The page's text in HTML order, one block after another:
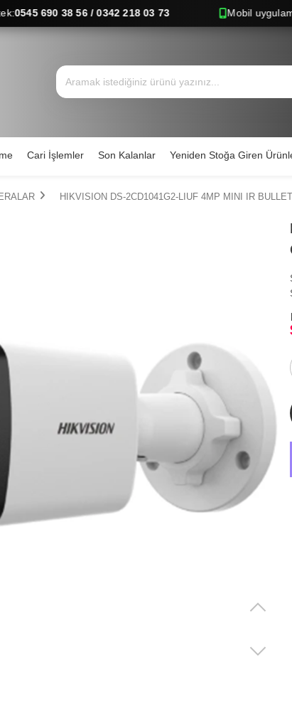
690 38 56 / 0342 218 03 73 Mobil
Cari İşlemler Son Kalanlar Yeniden Stoğa Giren
HIKVISION DS-2CD1041G2-LIUF 4MP MINI IR